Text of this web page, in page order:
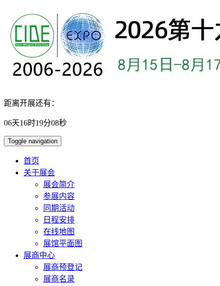
距离开展还有：
06天16时19分07秒
Toggle navigation
首页
关于展会
展会简介
参展内容
同期活动
日程安排
在线地图
展馆平面图
展商中心
展商预登记
展商名录